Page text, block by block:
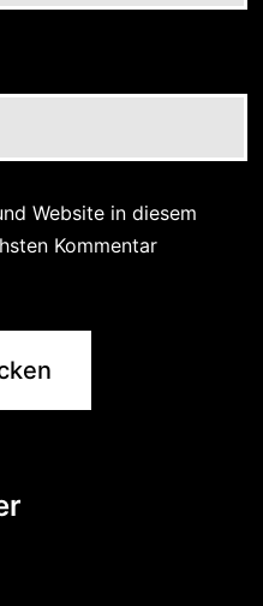
Website in diesem
Kommentar